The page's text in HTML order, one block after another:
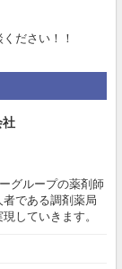
ださい！！
社
グループの薬剤師
である調剤薬局
していきます。